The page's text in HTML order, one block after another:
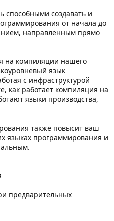
создавать и
от начала до
направленным прямо
на компиляции нашего
язык
с инфраструктурой
как работает компиляция на
языки производства,
также повысит ваш
языках программирования и
предварительных